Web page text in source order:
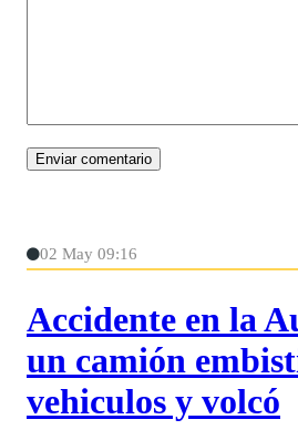
02 May 09:16
Accidente en la
un camión
vehiculos y volcó